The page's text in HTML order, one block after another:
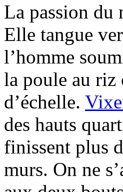
La passion du
Elle tangue
l’homme
la poule au riz
d’échelle.
des hauts
finissent plus
murs. On ne